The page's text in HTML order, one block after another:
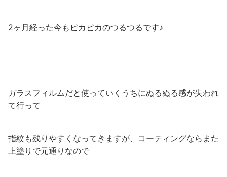
2ヶ月経った今もピカピカのつるつるです♪
ガラスフィルムだと使っていくうちにぬるぬる感が失われ
て行って
指紋も残りやすくなってきますが、コーティングならまた
上塗りで元通りなので